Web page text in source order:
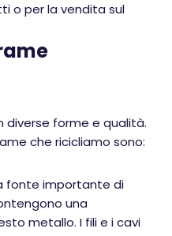
o per la vendita sul
diverse forme e qualità.
che ricicliamo sono:
fonte importante di
una
metallo. I fili e i cavi